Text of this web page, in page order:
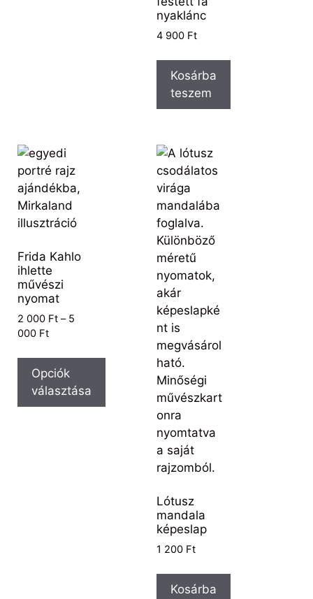
nyaklánc
4 900 Ft
Kosárba
teszem
Frida Kahlo
ihlette
művészi
nyomat
2 000 Ft – 5
000 Ft
Opciók
választása
Lótusz
mandala
képeslap
1 200 Ft
Kosárba